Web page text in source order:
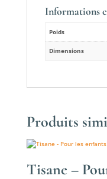
Informations
Poids
Dimensions
Produits
Tisane –